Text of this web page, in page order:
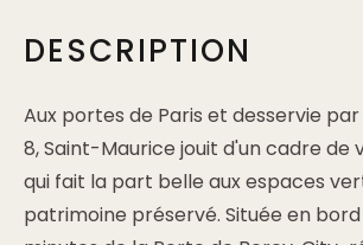
DESCRIPTION
Aux portes de Paris et desservie
8, Saint-Maurice jouit d'un cadre de
qui fait la part belle aux espaces
patrimoine préservé. Située en